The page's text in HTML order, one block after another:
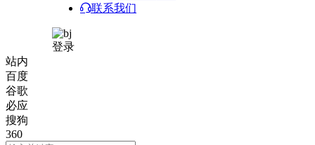
联系我们
登录
站内
百度
谷歌
必应
搜狗
360